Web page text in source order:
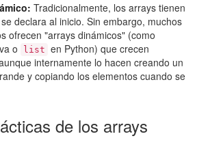
Tradicionalmente, los arrays tienen
declara al inicio. Sin embargo, muchos
ofrecen "arrays dinámicos" (como
o list en Python) que crecen
internamente lo hacen creando un
y copiando los elementos cuando se
de los arrays